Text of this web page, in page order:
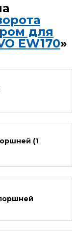
для
EW170»
(1